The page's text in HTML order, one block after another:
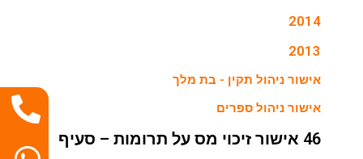
2014
2013
אישור ניהול תקין - בת מלך
אישור ניהול ספרים
46 אישור זיכוי מס על תרומות – סעיף